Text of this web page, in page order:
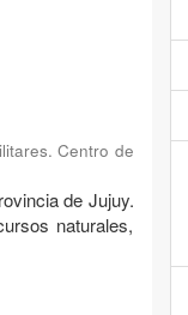
Centro de
de Jujuy.
naturales,